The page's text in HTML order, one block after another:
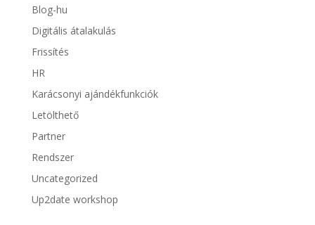
Blog-hu
Digitális átalakulás
Frissítés
HR
Karácsonyi ajándékfunkciók
Letölthető
Partner
Rendszer
Uncategorized
Up2date workshop